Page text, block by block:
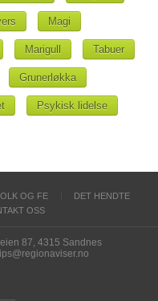
Magi
Marigull Tabuer
Grunerløkka
Psykisk lidelse
OG FE
DET HENDTE
OSS
87, 4315 Sandnes